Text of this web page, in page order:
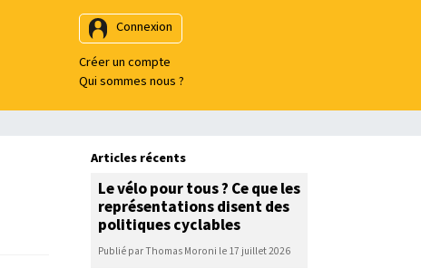
Connexion
Créer un compte
Qui sommes nous ?
Articles récents
Le vélo pour tous ? Ce que les
représentations disent des
politiques cyclables
Publié par Thomas Moroni le 17 juillet 2026